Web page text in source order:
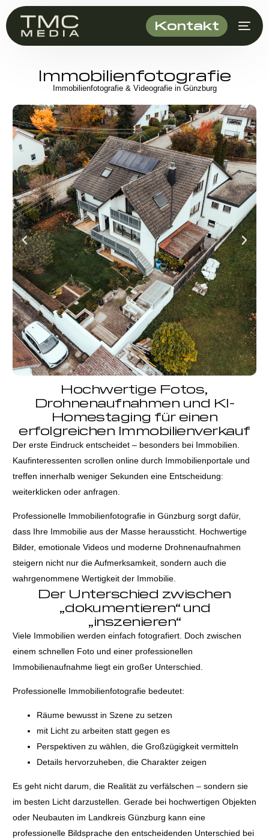
Kontakt
Immobilienfotografie
Immobilienfotografie & Videografie in Günzburg
Hochwertige Fotos,
Drohnenaufnahmen und KI-
Homestaging für einen
erfolgreichen Immobilienverkauf
Der erste Eindruck entscheidet – besonders bei Immobilien.
Kaufinteressenten scrollen online durch Immobilienportale und
treffen innerhalb weniger Sekunden eine Entscheidung:
weiterklicken oder anfragen.
Professionelle Immobilienfotografie in Günzburg sorgt dafür,
dass Ihre Immobilie aus der Masse heraussticht. Hochwertige
Bilder, emotionale Videos und moderne Drohnenaufnahmen
steigern nicht nur die Aufmerksamkeit, sondern auch die
wahrgenommene Wertigkeit der Immobilie.
Der Unterschied zwischen
„dokumentieren“ und
„inszenieren“
Viele Immobilien werden einfach fotografiert. Doch zwischen
einem schnellen Foto und einer professionellen
Immobilienaufnahme liegt ein großer Unterschied.
Professionelle Immobilienfotografie bedeutet:
Räume bewusst in Szene zu setzen
mit Licht zu arbeiten statt gegen es
Perspektiven zu wählen, die Großzügigkeit vermitteln
Details hervorzuheben, die Charakter zeigen
Es geht nicht darum, die Realität zu verfälschen – sondern sie
im besten Licht darzustellen. Gerade bei hochwertigen Objekten
oder Neubauten im Landkreis Günzburg kann eine
professionelle Bildsprache den entscheidenden Unterschied bei